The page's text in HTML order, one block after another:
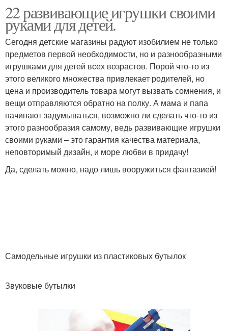
22 развивающие игрушки своими
руками для детей.
Сегодня детские магазины радуют изобилием не только
предметов первой необходимости, но и разнообразными
игрушками для детей всех возрастов. Порой что-то из
этого великого множества привлекает родителей, но
цена и производитель товара могут вызвать сомнения, и
вещи отправляются обратно на полку. А мама и папа
начинают задумываться, возможно ли сделать что-то из
этого разнообразия самому, ведь развивающие игрушки
своими руками – это гарантия качества материала,
неповторимый дизайн, и море любви в придачу!
Да, сделать можно, надо лишь вооружиться фантазией!
Самодельные игрушки из пластиковых бутылок
Звуковые бутылки